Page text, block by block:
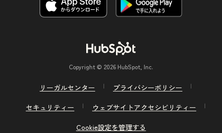
Copyright © 2026 HubSpot, Inc.
リーガルセンター
プライバシーポリシー
セキュリティー
ウェブサイトアクセシビリティー
Cookie設定を管理する